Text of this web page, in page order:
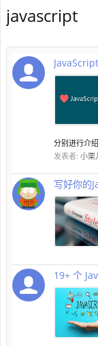
javascript
分别进行介
发表者: 小栗
写好你的
19+ 个